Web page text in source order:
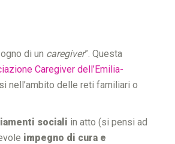
di un caregiver”. Questa
Caregiver dell’Emilia-
nell’ambito delle reti familiari o
sociali in atto (si pensi ad
impegno di cura e